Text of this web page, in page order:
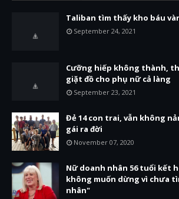
Taliban tìm thấy kho báu
September 24, 2021
Cưỡng hiếp không thành,
giặt đồ cho phụ nữ cả làng
September 23, 2021
Đẻ 14 con trai, vẫn không
gái ra đời
November 07, 2020
Nữ doanh nhân 56 tuổi kết
không muốn dừng vì chưa
nhân"